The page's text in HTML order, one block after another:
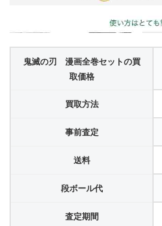
鬼滅の刃 漫画全巻セットの買
取価格
買取方法
事前査定
送料
段ボール代
査定期間